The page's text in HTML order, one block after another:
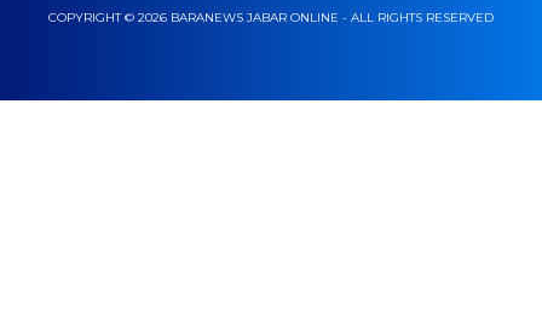
COPYRIGHT © 2026 BARANEWS JABAR ONLINE - ALL RIGHTS RESERVED